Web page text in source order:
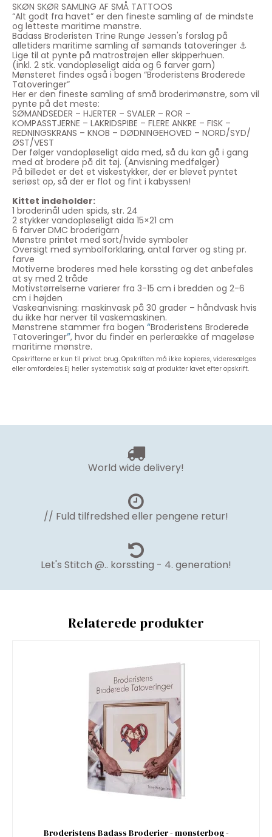
SKØN SKØR SAMLING AF SMÅ TATTOOS
“Alt godt fra havet” er den fineste samling af de mindste
og letteste maritime mønstre.
Badass Broderisten Trine Runge Jessen's forslag på
alletiders maritime samling af sømands tatoveringer ⚓️
Lige til at pynte på matrostrøjen eller skipperhuen.
(inkl. 2 stk. vandopløseligt aida og 6 farver garn)
Mønsteret findes også i bogen “Broderistens Broderede
Tatoveringer”
Her er den fineste samling af små broderimønstre, som vil
pynte på det meste:
SØMANDSEDER – HJERTER – SVALER – ROR –
KOMPASSTJERNE – LAKRIDSPIBE – FLERE ANKRE – FISK –
REDNINGSKRANS – KNOB – DØDNINGEHOVED – NORD/SYD/
ØST/VEST
Der følger vandopløseligt aida med, så du kan gå i gang
med at brodere på dit tøj. (Anvisning medfølger)
På billedet er det et viskestykker, der er blevet pyntet
seriøst op, så der er flot og fint i kabyssen!
Kittet indeholder:
1 broderinål uden spids, str. 24
2 stykker vandopløseligt aida 15×21 cm
6 farver DMC broderigarn
Mønstre printet med sort/hvide symboler
Oversigt med symbolforklaring, antal farver og sting pr.
farve
Motiverne broderes med hele korssting og det anbefales
at sy med 2 tråde
Motivstørrelserne varierer fra 3-15 cm i bredden og 2-6
cm i højden
Vaskeanvisning: maskinvask på 30 grader – håndvask hvis
du ikke har nerver til vaskemaskinen.
Mønstrene stammer fra bogen “Broderistens Broderede
Tatoveringer”, hvor du finder en perlerække af mageløse
maritime mønstre.
Opskrifterne er kun til privat brug. Opskriften må ikke kopieres, videresælges
eller omfordeles.Ej heller systematisk salg af produkter lavet efter opskrift.
World wide delivery!
// Fuld tilfredshed eller pengene retur!
Let's Stitch @.. korssting - 4. generation!
Relaterede produkter
Broderistens Badass Broderier - mønsterbog -